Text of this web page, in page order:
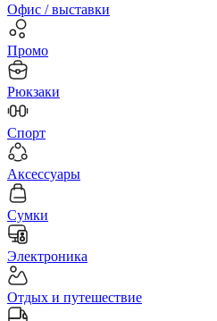
Офис / выставки
Промо
Рюкзаки
Спорт
Аксессуары
Сумки
Электроника
Отдых и путешествие